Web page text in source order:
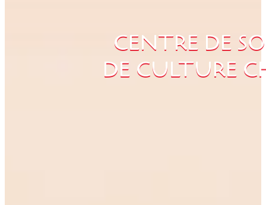
CENTRE DE
DE CULTURE